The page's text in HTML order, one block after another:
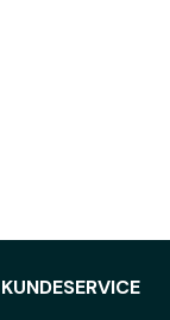
KUNDESERVICE